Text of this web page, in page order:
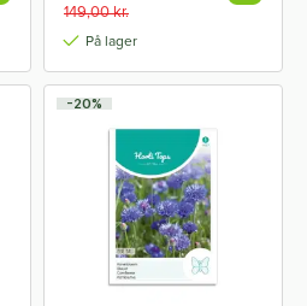
149,00 kr.
På lager
-20%